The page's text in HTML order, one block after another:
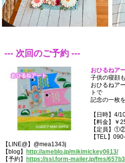
--- 次回のご予約 ---
おひるねア
子供の寝顔
おひるねア
トで
記念の一枚
【日時】
【料金】
【定員】
【TEL】
【LINE@】@mea1343j
【blog】 http://ameblo.jp/mikimickey0613/
【予約】 https://ssl.form-mailer.jp/fms/